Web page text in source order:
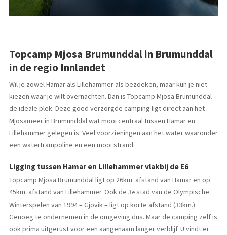
Topcamp Mjosa Brumunddal in Brumunddal
in de regio Innlandet
Wil je zowel Hamar als Lillehammer als bezoeken, maar kun je niet
kiezen waar je wilt overnachten. Dan is Topcamp Mjosa Brumunddal
de ideale plek. Deze goed verzorgde camping ligt direct aan het
Mjosameer in Brumunddal wat mooi centraal tussen Hamar en
Lillehammer gelegen is. Veel voorzieningen aan het water waaronder
een watertrampoline en een mooi strand.
Ligging tussen Hamar en Lillehammer vlakbij de E6
Topcamp Mjosa Brumunddal ligt op 26km. afstand van Hamar en op
45km. afstand van Lillehammer. Ook de 3estad van de Olympische
Winterspelen van 1994 – Gjovik – ligt op korte afstand (33km.).
Genoeg te ondernemen in de omgeving dus. Maar de camping zelf is
ook prima uitgerust voor een aangenaam langer verblijf. U vindt er